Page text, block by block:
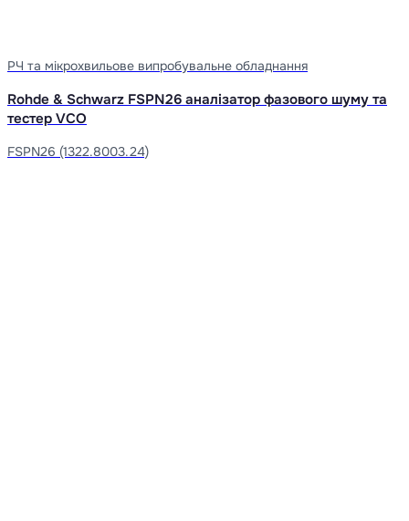
РЧ та мікрохвильове випробувальне обладнання
Rohde & Schwarz FSPN26 аналізатор фазового шуму та
тестер VCO
FSPN26 (1322.8003.24)